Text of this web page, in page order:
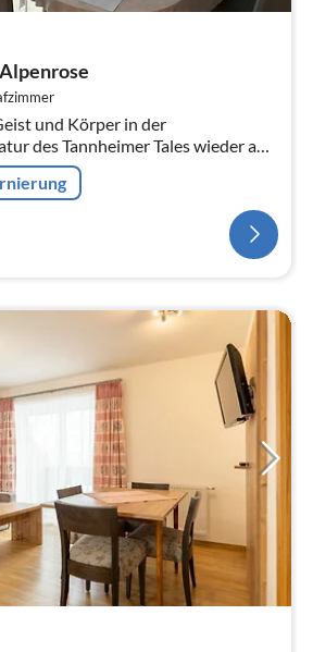
und Körper in der
des Tannheimer Tales wieder auf